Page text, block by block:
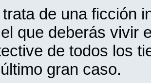
de una ficción
que deberás vivir
de todos los
gran caso.